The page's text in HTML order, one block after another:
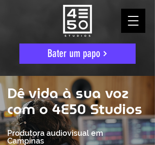
Bater um papo
Dê vida à sua voz
com o 4E50 Studios
Produtora audiovisual em
Campinas